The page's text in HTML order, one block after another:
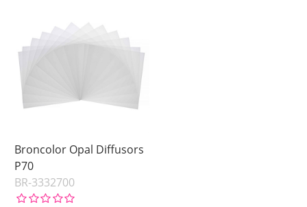
Broncolor Opal Diffusors
P70
BR-3332700